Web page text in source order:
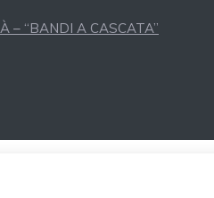
– “BANDI A CASCATA”